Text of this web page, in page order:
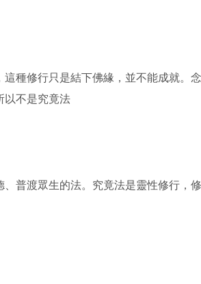
種修行只是結下佛緣，並不能成就。
以不是究竟法
普渡眾生的法。究竟法是靈性修行，